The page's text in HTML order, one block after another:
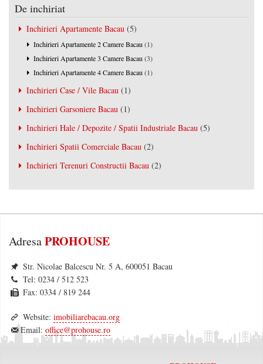
De inchiriat
Inchirieri Apartamente Bacau (5)
Inchirieri Apartamente 2 Camere Bacau (1)
Inchirieri Apartamente 3 Camere Bacau (3)
Inchirieri Apartamente 4 Camere Bacau (1)
Inchirieri Case / Vile Bacau (1)
Inchirieri Garsoniere Bacau (1)
Inchirieri Hale / Depozite / Spatii Industriale Bacau (5)
Inchirieri Spatii Comerciale Bacau (2)
Inchirieri Terenuri Constructii Bacau (2)
AdresaPROHOUSE
Str. Nicolae Balcescu Nr. 5 A, 600051 Bacau
Tel: 0234 / 512 523
Fax: 0334 / 819 244
Website: imobiliarebacau.org
Email: office@prohouse.ro